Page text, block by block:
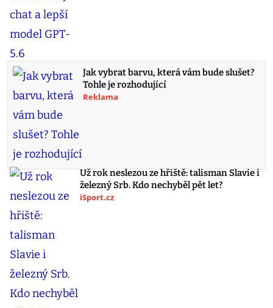
Jak vybrat barvu, která vám bude slušet?
Tohle je rozhodující
Reklama
Už rok neslezou ze hřiště: talisman Slavie i
železný Srb. Kdo nechyběl pět let?
iSport.cz